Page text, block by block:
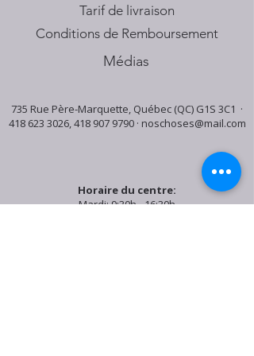
Tarif de livraison
Conditions de Remboursement
Médias
735 Rue Père-Marquette, Québec (QC) G1S 3C1 ·
418 623 3026,418 907 9790· noschoses@mail.com
Horaire du centre:
Mardi: 9:30h - 16:30h